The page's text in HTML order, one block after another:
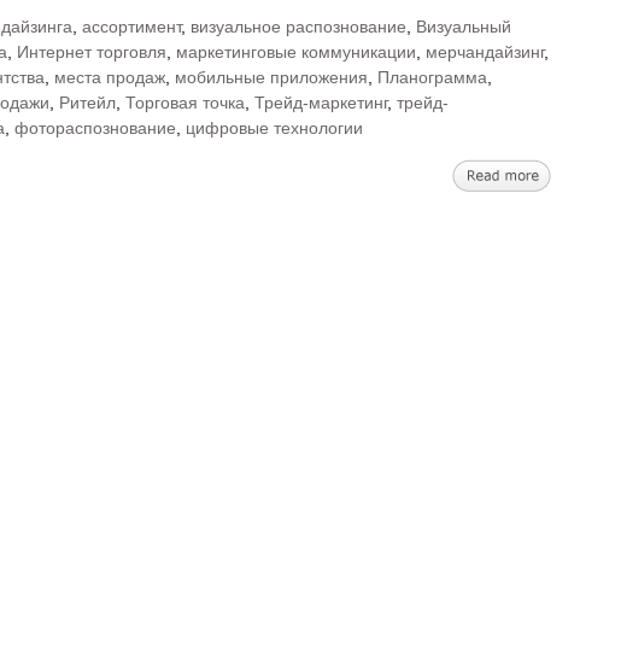
ассортимент, визуальное распознование
Визуальный
Интернет торговля маркетинговые коммуникации мерчандайзинг,
места продаж мобильные приложения Планограмма
Ритейл Торговая точка Трейд-маркетинг, трейд-
фотораспознование цифровые технологии